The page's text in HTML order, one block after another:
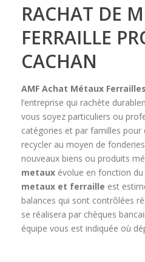
RACHAT DE
FERRAILLE
CACHAN
AMF Achat Métaux Ferrailles
l’entreprise qui rachète
vous soyez particuliers ou
catégories et par familles pour
recycler au moyen de
nouveaux biens ou produits
metaux évolue en fonction du
metaux et ferraille est
balances qui sont contrôlées
se réalisera par chèques
équipe vous est indiquée où